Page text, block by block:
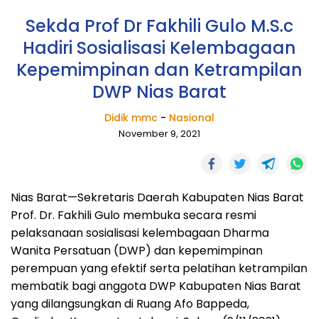
Sekda Prof Dr Fakhili Gulo M.S.c
Hadiri Sosialisasi Kelembagaan
Kepemimpinan dan Ketrampilan
DWP Nias Barat
Didik mmc- Nasional
November 9, 2021
Nias Barat—Sekretaris Daerah Kabupaten Nias Barat
Prof. Dr. Fakhili Gulo membuka secara resmi
pelaksanaan sosialisasi kelembagaan Dharma
Wanita Persatuan (DWP) dan kepemimpinan
perempuan yang efektif serta pelatihan ketrampilan
membatik bagi anggota DWP Kabupaten Nias Barat
yang dilangsungkan di Ruang Afo Bappeda,